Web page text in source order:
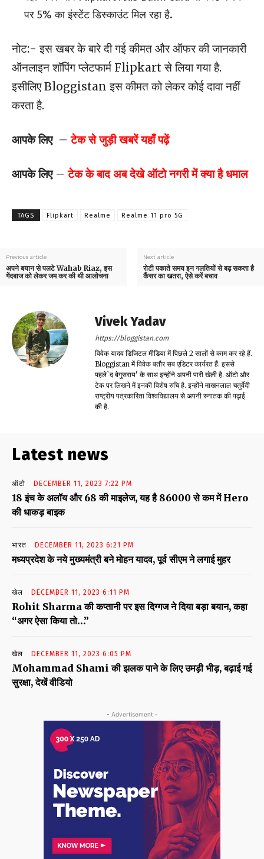
पर 5% का इंस्टेंट डिस्काउंट मिल रहा है.
नोट:- इस खबर के बारे दी गई कीमत और ऑफर की जानकारी
ऑनलाइन शॉपिंग प्लेटफार्म Flipkart से लिया गया है.
इसीलिए Bloggistan इस कीमत को लेकर कोई दावा नहीं
करता है.
आपके लिए –टेक से जुड़ी खबरें यहाँ पढ़ें
आपके लिए – टेक के बाद अब देखे ऑटो नगरी में क्या है धमाल
TAGS Flipkart Realme Realme 11 pro 5G
Previous article
अपने बयान से पलटे Wahab Riaz, इस
गेंदबाज को लेकर जम कर की थी आलोचना
Next article
रोटी पकाते समय इन गलतियों से बढ़ सकता है
कैंसर का खतरा, ऐसे करें बचाव
Vivek Yadav
https://bloggistan.com
विवेक यादव डिजिटल मीडिया में पिछले 2 सालों से काम कर रहे हैं.
Bloggistan में विवेक बतौर सब एडिटर कार्यरत हैं. इससे
पहले`द बेगुसराय' के साथ इन्होंने अपनी पारी खेली है. ऑटो और
टेक पर लिखने में इनकी विशेष रुचि है. इन्होंने माखनलाल चतुर्वेदी
राष्ट्रीय पत्रकारिता विश्वविद्यालय से अपनी स्नातक की पढ़ाई
की है.
Latest news
ऑटो DECEMBER 11, 2023 7:22 PM
18 इंच के अलॉय और 68 की माइलेज, यह है 86000 से कम में Hero
की धाकड़ बाइक
भारत DECEMBER 11, 2023 6:21 PM
मध्यप्रदेश के नये मुख्यमंत्री बने मोहन यादव, पूर्व सीएम ने लगाई मुहर
खेल DECEMBER 11, 2023 6:11 PM
Rohit Sharma की कप्तानी पर इस दिग्गज ने दिया बड़ा बयान, कहा
“अगर ऐसा किया तो…”
खेल DECEMBER 11, 2023 6:05 PM
Mohammad Shami की झलक पाने के लिए उमड़ी भीड़, बढ़ाई गई
सुरक्षा, देखें वीडियो
- Advertisement -